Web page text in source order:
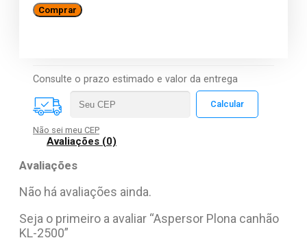
Aspersor
Plona
Comprar
Consulte o prazo estimado e valor da entrega
Não sei meu CEP
Avaliações (0)
Avaliações
Não há avaliações ainda.
Seja o primeiro a avaliar “Aspersor Plona canhão
KL-2500”